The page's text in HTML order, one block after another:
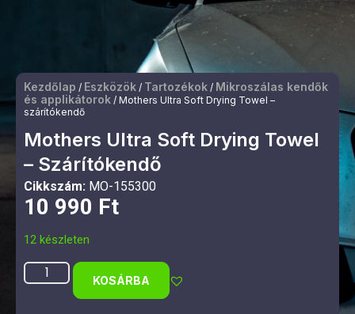
Kezdőlap / Eszközök / Tartozékok / Mikroszálas kendők
és applikátorok / Mothers Ultra Soft Drying Towel –
szárítókendő
Mothers Ultra Soft Drying Towel
– Szárítókendő
Cikkszám: MO-155300
10 990 Ft
12 készleten
KOSÁRBA